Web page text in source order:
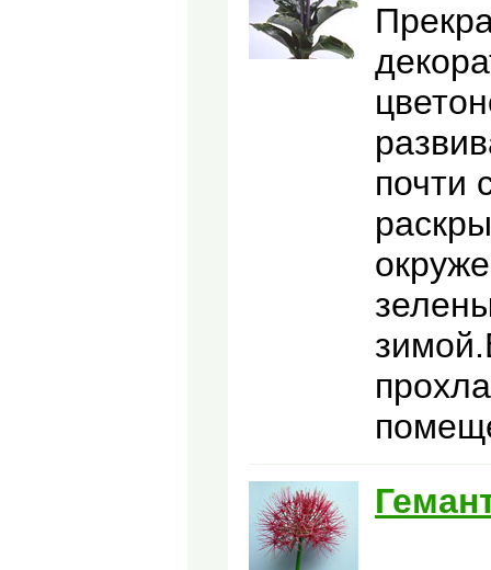
почти